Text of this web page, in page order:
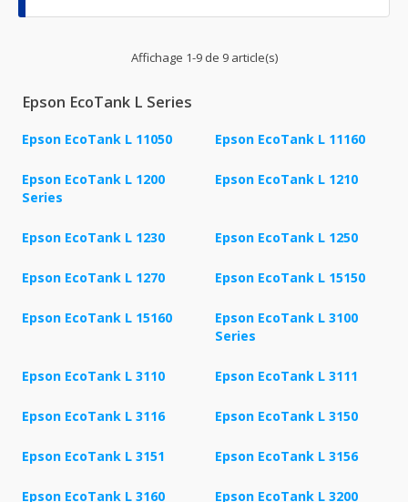
Affichage 1-9 de 9 article(s)
Epson EcoTank L Series
Epson EcoTank L 11050 Epson EcoTank L 11160
Epson EcoTank L 1200
Series
Epson EcoTank L 1210
Epson EcoTank L 1230 Epson EcoTank L 1250
Epson EcoTank L 1270 Epson EcoTank L 15150
Epson EcoTank L 15160
Epson EcoTank L 3100
Series
Epson EcoTank L 3110 Epson EcoTank L 3111
Epson EcoTank L 3116 Epson EcoTank L 3150
Epson EcoTank L 3151 Epson EcoTank L 3156
Epson EcoTank L 3160 Epson EcoTank L 3200